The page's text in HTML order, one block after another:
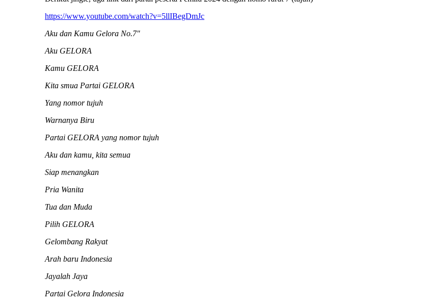
https://www.youtube.com/watch?v=5llIBegDmJc
Aku dan Kamu Gelora No.7″
Aku GELORA
Kamu GELORA
Kita smua Partai GELORA
Yang nomor tujuh
Warnanya Biru
Partai GELORA yang nomor tujuh
Aku dan kamu, kita semua
Siap menangkan
Pria Wanita
Tua dan Muda
Pilih GELORA
Gelombang Rakyat
Arah baru Indonesia
Jayalah Jaya
Partai Gelora Indonesia